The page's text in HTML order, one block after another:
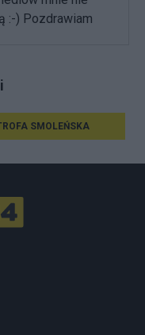
:-) Pozdrawiam
SMOLEŃSKA